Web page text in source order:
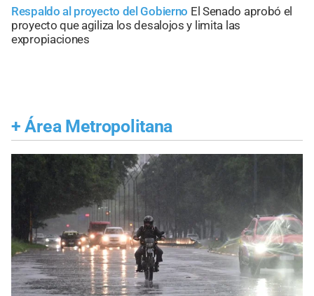
Respaldo al proyecto del Gobierno El Senado aprobó el
proyecto que agiliza los desalojos y limita las
expropiaciones
+ Área Metropolitana